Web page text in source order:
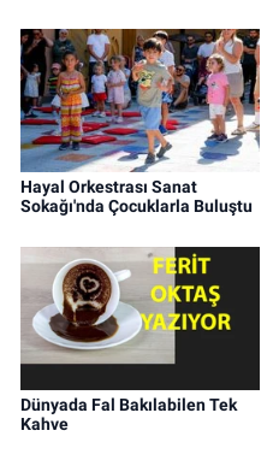
Hayal Orkestrası Sanat
Sokağı'nda Çocuklarla Buluştu
Dünyada Fal Bakılabilen Tek
Kahve